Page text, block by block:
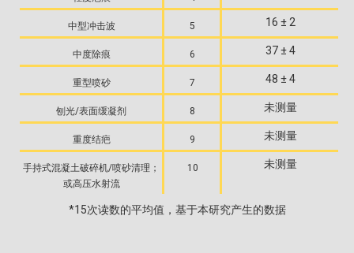
16 ± 2
5
中型冲击波
中度除痕 6 37 ± 4
重型喷砂
刨光/表面缓凝剂
48 ± 4
7
重度结疤
未测量
手持式混凝土破碎机/喷砂清理；
或高压水射流
8
未测量
9
10 未测量
*15次读数的平均值，基于本研究产生的数据